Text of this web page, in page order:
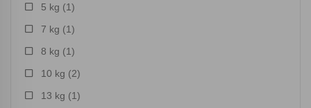
5 kg (1)
7 kg (1)
8 kg (1)
10 kg (2)
13 kg (1)